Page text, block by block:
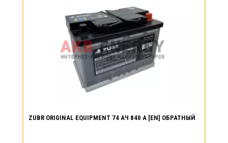
ZUBR ORIGINAL EQUIPMENT 74 АЧ 840 А [EN] ОБРАТНЫЙ